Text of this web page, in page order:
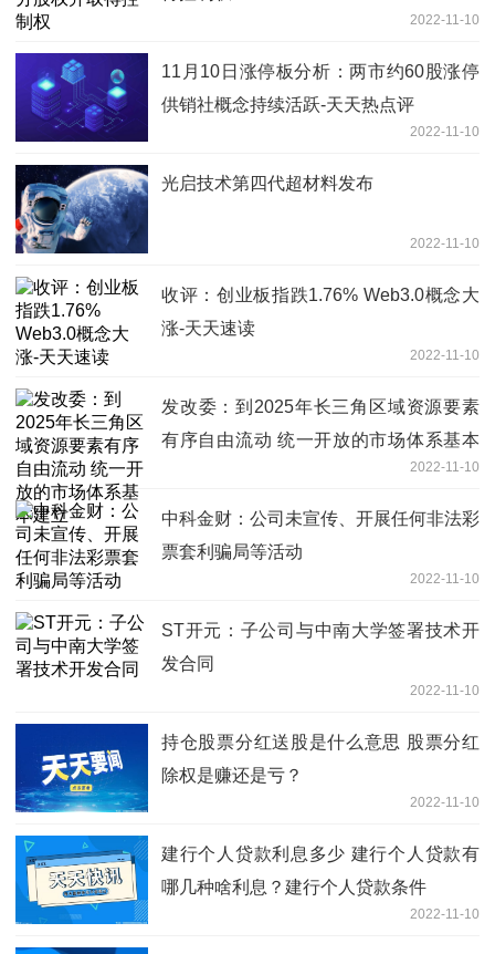
2022-11-10
11月10日涨停板分析：两市约60股涨停
供销社概念持续活跃-天天热点评
2022-11-10
光启技术第四代超材料发布
2022-11-10
收评：创业板指跌1.76% Web3.0概念大
涨-天天速读
2022-11-10
发改委：到2025年长三角区域资源要素
有序自由流动 统一开放的市场体系基本
2022-11-10
中科金财：公司未宣传、开展任何非法彩
票套利骗局等活动
2022-11-10
ST开元：子公司与中南大学签署技术开
发合同
2022-11-10
持仓股票分红送股是什么意思 股票分红
除权是赚还是亏？
2022-11-10
建行个人贷款利息多少 建行个人贷款有
哪几种啥利息？建行个人贷款条件
2022-11-10